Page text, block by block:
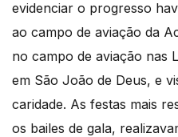
evidenciar o progresso
ao campo de aviação da
no campo de aviação nas
em São João de Deus, e
caridade. As festas mais
os bailes de gala,